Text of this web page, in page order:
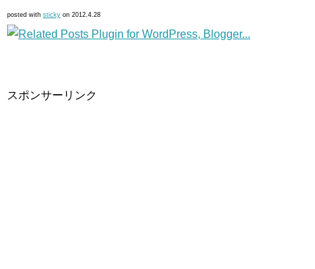
posted with sticky on 2012.4.28
スポンサーリンク